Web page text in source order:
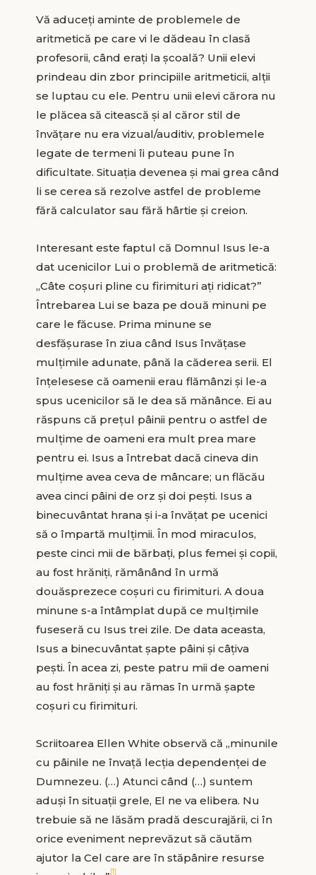
Vă aduceți aminte de problemele de
aritmetică pe care vi le dădeau în clasă
profesorii, când erați la școală? Unii elevi
prindeau din zbor principiile aritmeticii, alții
se luptau cu ele. Pentru unii elevi cărora nu
le plăcea să citească și al căror stil de
învățare nu era vizual/auditiv, problemele
legate de termeni îi puteau pune în
dificultate. Situația devenea și mai grea când
li se cerea să rezolve astfel de probleme
fără calculator sau fără hârtie și creion.
Interesant este faptul că Domnul Isus le-a
dat ucenicilor Lui o problemă de aritmetică:
„Câte coșuri pline cu firimituri ați ridicat?”
Întrebarea Lui se baza pe două minuni pe
care le făcuse. Prima minune se
desfășurase în ziua când Isus învățase
mulțimile adunate, până la căderea serii. El
înțelesese că oamenii erau flămânzi și le-a
spus ucenicilor să le dea să mănânce. Ei au
răspuns că prețul pâinii pentru o astfel de
mulțime de oameni era mult prea mare
pentru ei. Isus a întrebat dacă cineva din
mulțime avea ceva de mâncare; un flăcău
avea cinci pâini de orz și doi pești. Isus a
binecuvântat hrana și i-a învățat pe ucenici
să o împartă mulțimii. În mod miraculos,
peste cinci mii de bărbați, plus femei și copii,
au fost hrăniți, rămânând în urmă
douăsprezece coșuri cu firimituri. A doua
minune s-a întâmplat după ce mulțimile
fuseseră cu Isus trei zile. De data aceasta,
Isus a binecuvântat șapte pâini și câțiva
pești. În acea zi, peste patru mii de oameni
au fost hrăniți și au rămas în urmă șapte
coșuri cu firimituri.
Scriitoarea Ellen White observă că „minunile
cu pâinile ne învață lecția dependenței de
Dumnezeu. (…) Atunci când (…) suntem
aduși în situații grele, El ne va elibera. Nu
trebuie să ne lăsăm pradă descurajării, ci în
orice eveniment neprevăzut să căutăm
ajutor la Cel care are în stăpânire resurse
[1]